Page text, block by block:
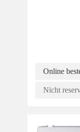
Online
Nicht